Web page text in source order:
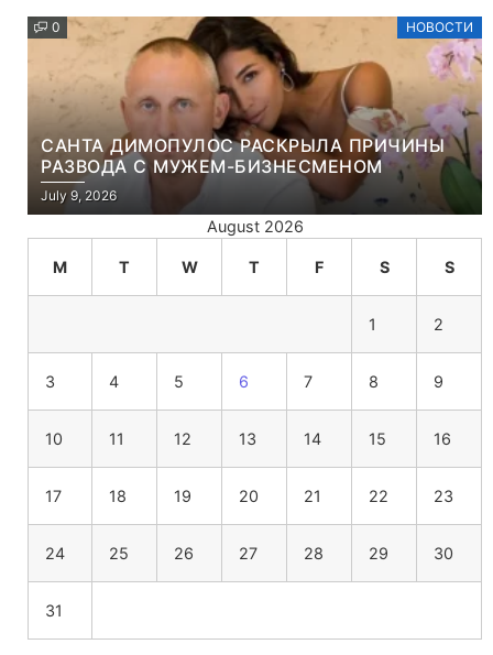
0 НОВОСТИ
САНТА ДИМОПУЛОС РАСКРЫЛА ПРИЧИНЫ
РАЗВОДА С МУЖЕМ-БИЗНЕСМЕНОМ
July 9, 2026
August 2026
M T W T F S S
1 2
3 4 5 6 7 8 9
10 11 12 13 14 15 16
17 18 19 20 21 22 23
24 25 26 27 28 29 30
31